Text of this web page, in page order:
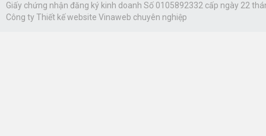
Giấy chứng nhận đăng ký kinh doanh Số 0105892332 cấp ngày 22
Công tyThiết kế website Vinaweb chuyên nghiệp